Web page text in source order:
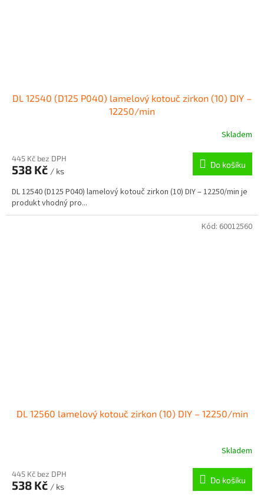
DL 12540 (D125 P040) lamelový kotouč zirkon (10) DIY –
12250/min
Skladem
445 Kč bez DPH
538 Kč / ks
Do košíku
DL 12540 (D125 P040) lamelový kotouč zirkon (10) DIY – 12250/min je
produkt vhodný pro...
DL 12560 lamelový kotouč zirkon (10) DIY – 12250/min
Skladem
445 Kč bez DPH
538 Kč / ks
Do košíku
Kód: 60012560